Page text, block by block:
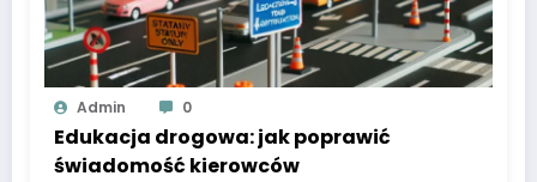
Admin 0
Edukacja drogowa: jak poprawić
świadomość kierowców